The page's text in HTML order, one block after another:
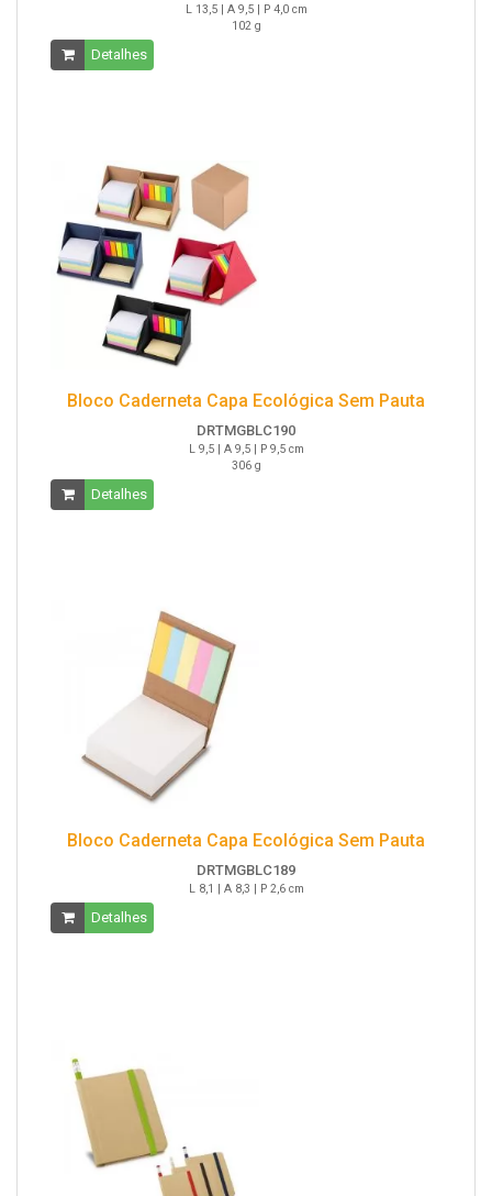
L 13,5 | A 9,5 | P 4,0 cm
102 g
Detalhes
Bloco Caderneta Capa Ecológica Sem Pauta
DRTMGBLC190
L 9,5 | A 9,5 | P 9,5 cm
306 g
Detalhes
Bloco Caderneta Capa Ecológica Sem Pauta
DRTMGBLC189
L 8,1 | A 8,3 | P 2,6 cm
Detalhes